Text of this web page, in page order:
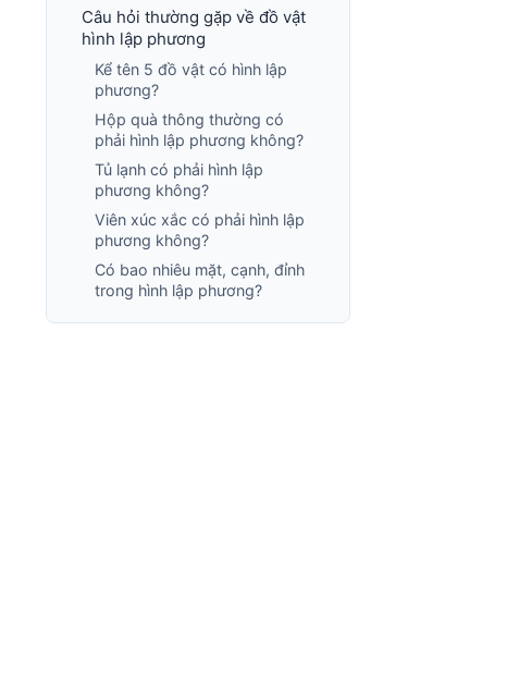
Câu hỏi thường gặp về đồ vật
hình lập phương
Kể tên 5 đồ vật có hình lập
phương?
Hộp quà thông thường có
phải hình lập phương không?
Tủ lạnh có phải hình lập
phương không?
Viên xúc xắc có phải hình lập
phương không?
Có bao nhiêu mặt, cạnh, đỉnh
trong hình lập phương?